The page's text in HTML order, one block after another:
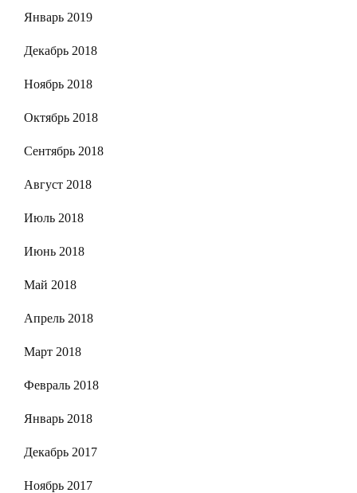
Январь 2019
Декабрь 2018
Ноябрь 2018
Октябрь 2018
Сентябрь 2018
Август 2018
Июль 2018
Июнь 2018
Май 2018
Апрель 2018
Март 2018
Февраль 2018
Январь 2018
Декабрь 2017
Ноябрь 2017